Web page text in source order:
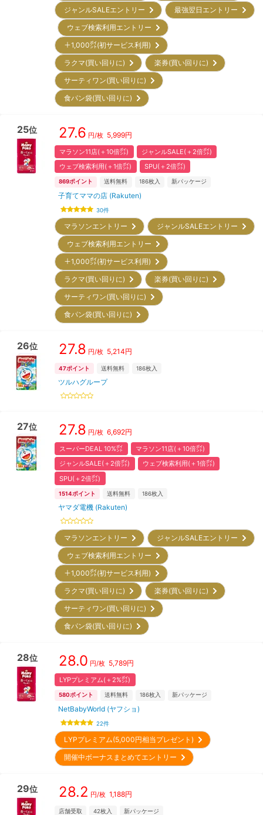
ジャンルSALEエントリー
最強翌日エントリー
ウェブ検索利用エントリー
＋1,000㌽(初サービス利用)
ラクマ(買い回りに)
楽券(買い回りに)
サーティワン(買い回りに)
食パン袋(買い回りに)
25位 27.6 円/枚 5,999円
マラソン11店(＋10倍㌽)
ジャンルSALE(＋2倍㌽)
ウェブ検索利用(＋1倍㌽)
SPU(＋2倍㌽)
869ポイント 送料無料 186枚入 新パッケージ
子育てママの店 (Rakuten)
30件
マラソンエントリー
ジャンルSALEエントリー
ウェブ検索利用エントリー
＋1,000㌽(初サービス利用)
ラクマ(買い回りに)
楽券(買い回りに)
サーティワン(買い回りに)
食パン袋(買い回りに)
26位 27.8 円/枚 5,214円
47ポイント 送料無料 186枚入
ツルハグループ
27位 27.8 円/枚 6,692円
スーパーDEAL 10%㌽
マラソン11店(＋10倍㌽)
ジャンルSALE(＋2倍㌽)
ウェブ検索利用(＋1倍㌽)
SPU(＋2倍㌽)
1514ポイント 送料無料 186枚入
ヤマダ電機 (Rakuten)
マラソンエントリー
ジャンルSALEエントリー
ウェブ検索利用エントリー
＋1,000㌽(初サービス利用)
ラクマ(買い回りに)
楽券(買い回りに)
サーティワン(買い回りに)
食パン袋(買い回りに)
28位 28.0 円/枚 5,789円
LYPプレミアム(＋2%㌽)
580ポイント 送料無料 186枚入 新パッケージ
NetBabyWorld (ヤフショ)
22件
LYPプレミアム(5,000円相当プレゼント)
開催中ボーナスまとめてエントリー
29位 28.2 円/枚 1,188円
店舗受取 42枚入 新パッケージ